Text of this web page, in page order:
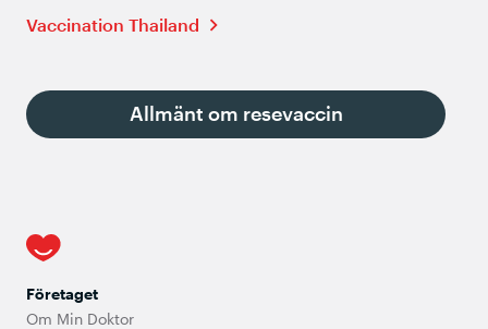
Vaccination Thailand
Allmänt om resevaccin
Företaget
Om Min Doktor